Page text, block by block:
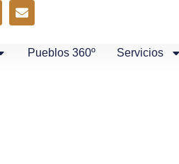
Pueblos 360º Servicios